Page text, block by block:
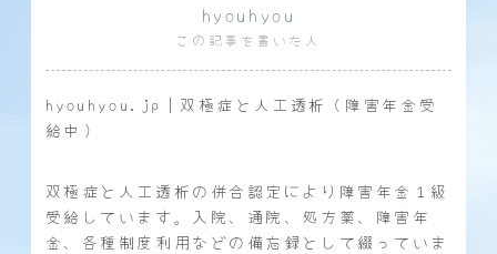
hyouhyou
この記事を書いた人
hyouhyou.jp｜双極症と人工透析（障害年金受
給中）
双極症と人工透析の併合認定により障害年金１級
受給しています。入院、通院、処方薬、障害年
金、各種制度利用などの備忘録として綴っていま